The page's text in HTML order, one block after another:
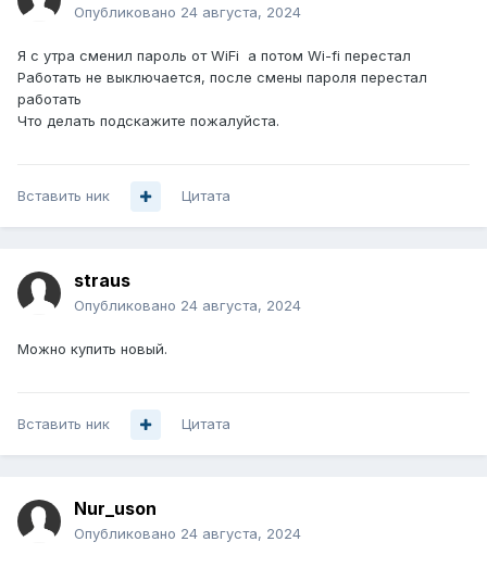
Опубликовано 24 августа, 2024
Я с утра сменил пароль от WiFi а потом Wi-fi перестал
Работать не выключается, после смены пароля перестал
работать
Что делать подскажите пожалуйста.
Вставить ник Цитата
straus
Опубликовано 24 августа, 2024
Можно купить новый.
Вставить ник Цитата
Nur_uson
Опубликовано 24 августа, 2024